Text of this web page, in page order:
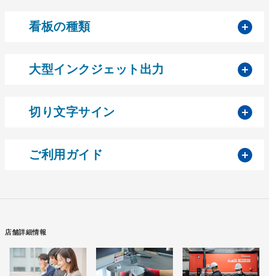
看板の種類
大型インクジェット出力
切り文字サイン
ご利用ガイド
店舗詳細情報